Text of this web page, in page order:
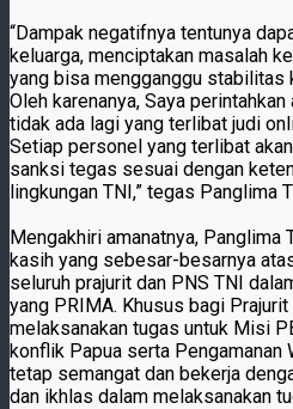
“Dampak negatifnya tentunya
keluarga, menciptakan masalah
yang bisa mengganggu stabilitas
Oleh karenanya, Saya
tidak ada lagi yang terlibat judi
Setiap personel yang terlibat
sanksi tegas sesuai dengan
lingkungan TNI,” tegas Panglima
Mengakhiri amanatnya, Panglima
kasih yang sebesar-besarnya
seluruh prajurit dan PNS TNI
yang PRIMA. Khusus bagi
melaksanakan tugas untuk Misi
konflik Papua serta Pengamanan
tetap semangat dan bekerja
dan ikhlas dalam melaksanakan